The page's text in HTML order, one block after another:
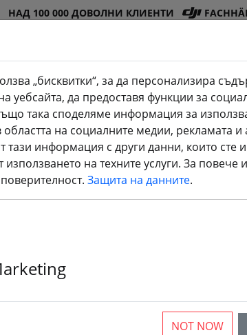
НАД 100 000 ДОВОЛНИ КЛИЕНТИ
DJI
Батер
ии
Вит
ло(aktuelle Seite)
Аксесоа
ри
„бисквитки“, за да персонализира
уебсайта, да предоставя функции за
така споделяме информация за
на социалните медии, рекламата
тази информация с други данни, които сте
използването на техните услуги. За
Защита на данните.
NOT NOW